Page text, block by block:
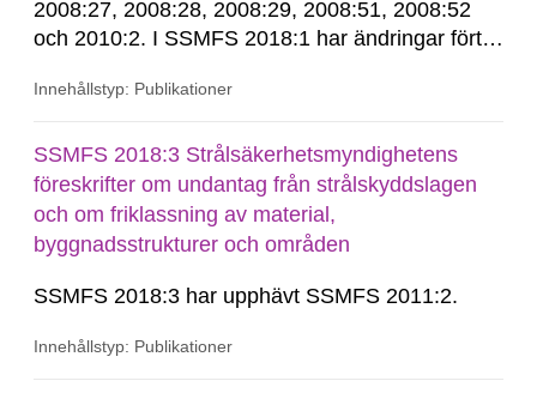
2008:27, 2008:28, 2008:29, 2008:51, 2008:52
och 2010:2. I SSMFS 2018:1 har ändringar förts
SSMFS 2022:14, SSMFS 2024:2 och SSMFS
Innehållstyp: Publikationer
SSMFS 2018:3 Strålsäkerhetsmyndighetens
föreskrifter om undantag från strålskyddslagen
och om friklassning av material,
byggnadsstrukturer och områden
SSMFS 2018:3 har upphävt SSMFS 2011:2.
Innehållstyp: Publikationer